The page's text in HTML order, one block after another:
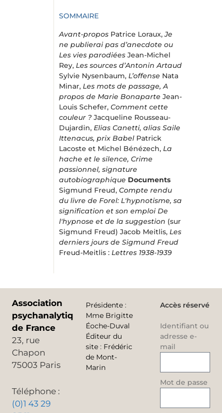
SOMMAIRE
Avant-proposPatrice Loraux,Je
ne publierai pas d’anecdote ou
Les vies parodiées Jean-Michel
Rey, Les sources d’Antonin Artaud
Sylvie Nysenbaum, L’offense Nata
Minar, Les mots de passage, A
propos de Marie Bona­parte Jean-
Louis Schefer, Comment cette
couleur ? Jacqueline Rousseau-
Dujardin, Elias Canetti, alias Saile
Ittenacus, prix Babel Patrick
Lacoste et Michel Bénézech, La
hache et le silence, Crime
passionnel, signature
autobiographique Documents
Sigmund Freud, Compte rendu
du livre de Forel: L'hypno­tisme, sa
signification et son emploi De
l'hypnose et de la suggestion (sur
Sigmund Freud) Jacob Meitlis, Les
derniers jours de Sigmund Freud
Freud-Meitlis : Lettres 1938-1939
Association
psychanalytique
de France
23, rue
Chapon
75003 Paris
Téléphone :
(0)1 43 29
Présidente :
Mme Brigitte
Éoche-Duval
Éditeur du
site : Frédéric
de Mont-
Marin
Accès réservé
Identifiant ou
adresse e-
mail
Mot de passe